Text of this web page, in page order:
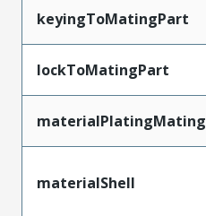
keyingToMatingPart
lockToMatingPart
materialPlatingMating
materialShell